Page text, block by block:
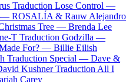
Traduction Lose Control —
— ROSALÍA & Rauw Alejandro
Tree — Brenda Lee
T Traduction Godzilla —
For? — Billie Eilish
Traduction Special — Dave &
Kushner Traduction All I
Carey